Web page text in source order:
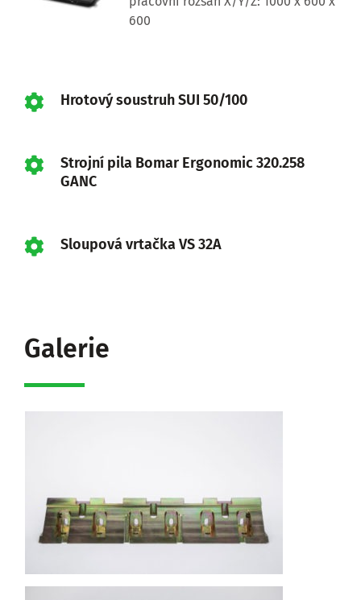
600
Hrotový soustruh SUI 50/100
Strojní pila Bomar Ergonomic 320.258
GANC
Sloupová vrtačka VS 32A
Galerie